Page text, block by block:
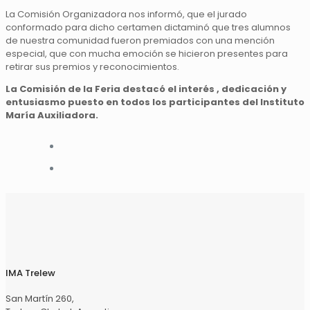
La Comisión Organizadora nos informó, que el jurado
conformado para dicho certamen dictaminó que tres alumnos
de nuestra comunidad fueron premiados con una mención
especial, que con mucha emoción se hicieron presentes para
retirar sus premios y reconocimientos.
La Comisión de la Feria destacó el interés , dedicación y
entusiasmo puesto en todos los participantes del Instituto
María Auxiliadora.
IMA Trelew
San Martín 260,